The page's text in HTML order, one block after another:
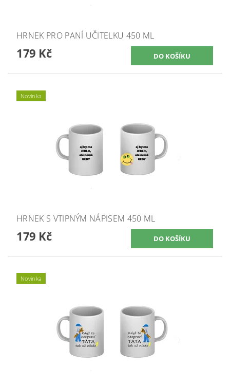
HRNEK PRO PANÍ UČITELKU 450 ML
179 Kč
Novinka
HRNEK S VTIPNÝM NÁPISEM 450 ML
179 Kč
Novinka